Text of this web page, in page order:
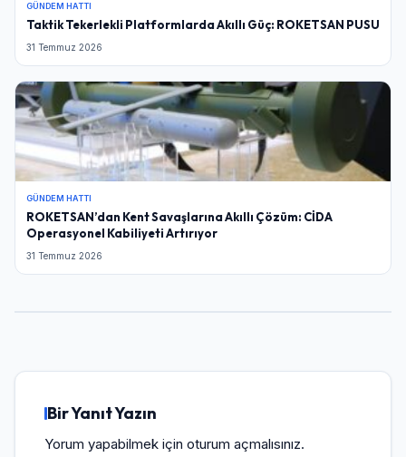
GÜNDEM HATTI
Taktik Tekerlekli Platformlarda Akıllı Güç: ROKETSAN PUSU
31 Temmuz 2026
GÜNDEM HATTI
ROKETSAN’dan Kent Savaşlarına Akıllı Çözüm: CİDA
Operasyonel Kabiliyeti Artırıyor
31 Temmuz 2026
Bir Yanıt Yazın
Yorum yapabilmek için oturum açmalısınız.